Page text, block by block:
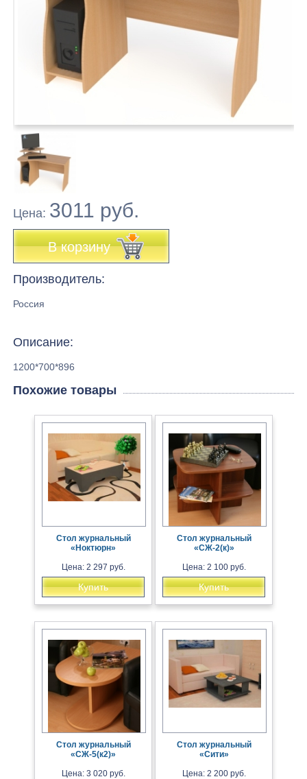
Цена: 3011 руб.
В корзину
Производитель:
Россия
Описание:
1200*700*896
Похожие товары
Стол журнальный
«Ноктюрн»
Цена: 2 297 руб.
Купить
Стол журнальный
«СЖ-2(к)»
Цена: 2 100 руб.
Купить
Стол журнальный
«СЖ-5(к2)»
Цена: 3 020 руб.
Стол журнальный
«Сити»
Цена: 2 200 руб.